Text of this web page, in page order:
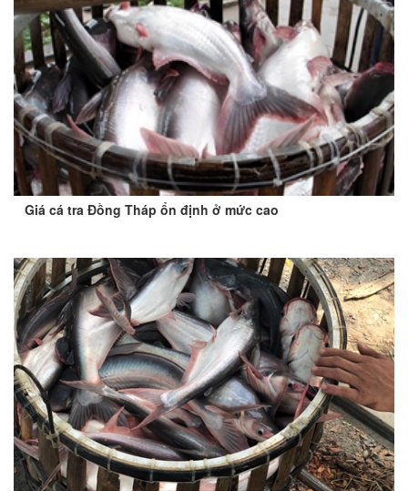
Giá cá tra Đồng Tháp ổn định ở mức cao